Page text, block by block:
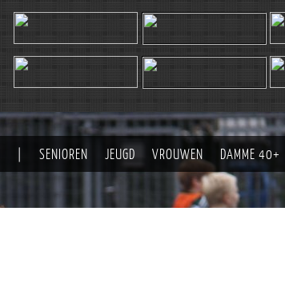
SENIOREN JEUGD VROUWEN DAMME 40+